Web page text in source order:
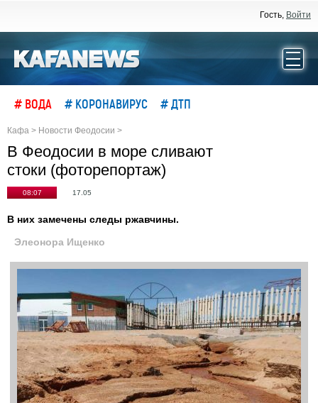
Гость, Войти
# ВОДА # КОРОНАВИРУС # ДТП
Кафа > Новости Феодосии >
В Феодосии в море сливают
стоки (фоторепортаж)
08:07 17.05
В них замечены следы ржавчины.
Элеонора Ищенко